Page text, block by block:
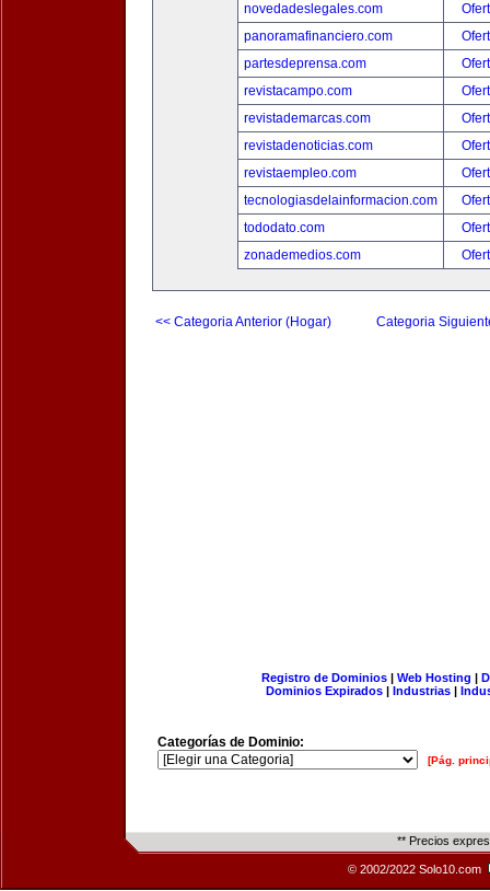
novedadeslegales.com
panoramafinanciero.com
partesdeprensa.com
revistacampo.com
revistademarcas.com
revistadenoticias.com
revistaempleo.com
tecnologiasdelainformacion.com
tododato.com
zonademedios.com
<< Categoria Anterior (Hogar) Categoria
Registro de Dominios| Web Hosting |
Dominios Expirados | Industrias |
Categorías de Dominio:
[Pág.
** Precios
© 2002/2022 Solo10.com